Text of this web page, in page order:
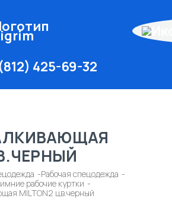
425-69-32
Рабочая спецодежда
рабочие куртки
MILTON2 цв.черный